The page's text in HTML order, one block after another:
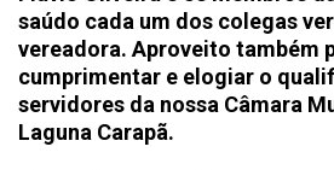
saúdo cada um dos colegas
vereadora. Aproveito também
cumprimentar e elogiar o
servidores da nossa Câmara
Laguna Carapã.